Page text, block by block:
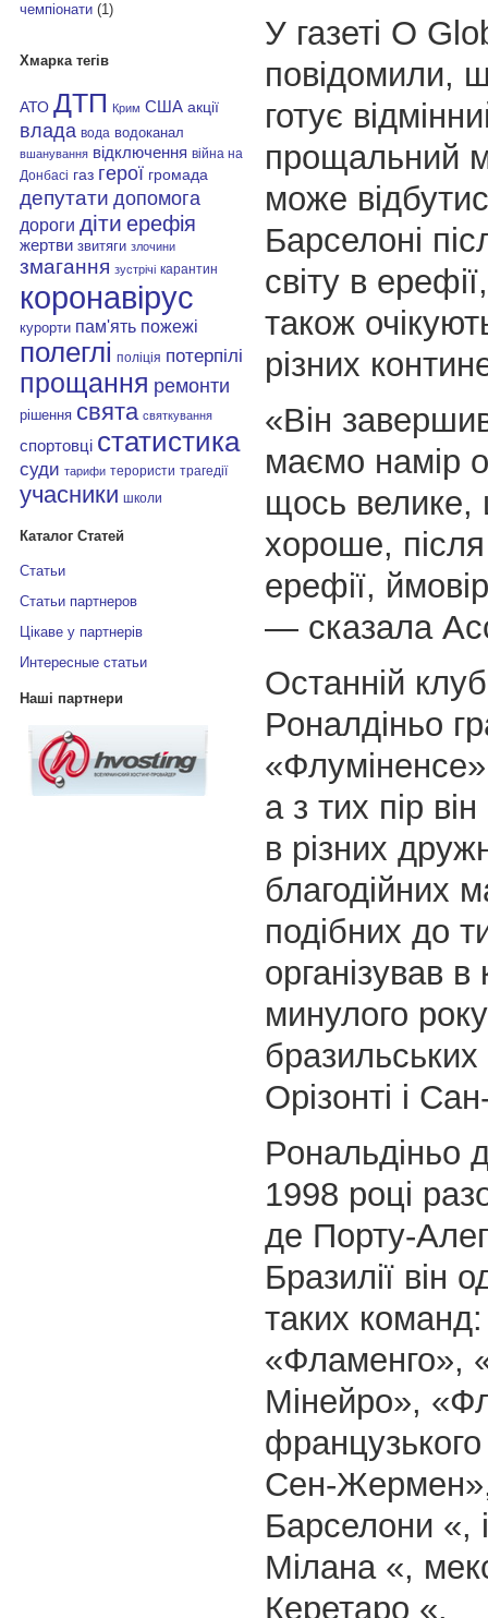
чемпіонати(1)
Хмарка тегів
АТО ДТП Крим США акції
влада вода водоканал
вшанування відключення війна на
Донбасі газ герої громада
депутати допомога
дороги діти ерефія
жертви звитяги злочини
змагання зустрічі карантин
коронавірус
курорти пам'ять пожежі
полеглі поліція потерпілі
прощання ремонти
рішення свята святкування
спортовці статистика
суди тарифи терористи трагедії
учасники школи
Каталог Статей
Статьи
Статьи партнеров
Цікаве у партнерів
Интересные статьи
Наші партнери
У газеті O
повідомили,
готує
прощальний
може
Барселоні
світу в
також
різних
«Він
маємо намір
щось велике,
хороше,
ерефії,
— сказала
Останній
Роналдіньо
а з тих пір
в різних
благодійних
подібних до
організував в
минулого
Орізонті і
Рональдіньо
1998 році
де Порту-
Бразилії він
таких
«Фламенго»,
Мінейро»,
Сен-Жермен»,
Барселони «,
Мілана «,
Керетаро «.